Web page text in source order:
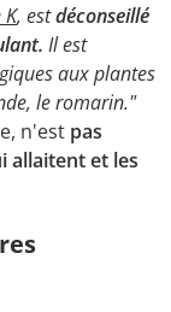
, estdéconseillé
Il est
aux plantes
le romarin."
n'est pas
allaitent et les